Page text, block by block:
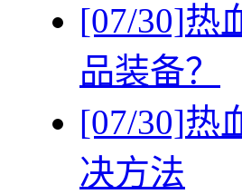
[07/30]热
品装备？
[07/30]热
决方法